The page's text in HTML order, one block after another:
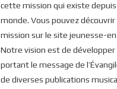
cette mission qui existe depuis
monde. Vous pouvez
mission sur le site jeunesse-
Notre vision est de
portant le message de
de diverses publications